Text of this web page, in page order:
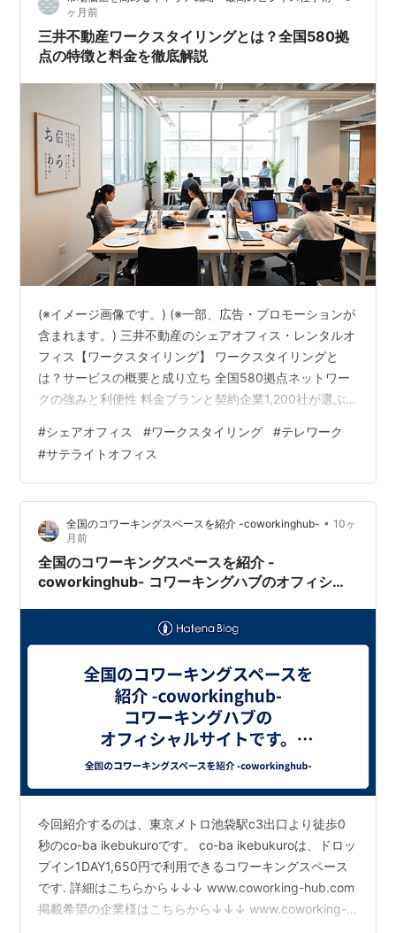
集めています…
ヶ月前
三井不動産ワークスタイリングとは？全国580拠
点の特徴と料金を徹底解説
(※イメージ画像です。) (※一部、広告・プロモーションが
含まれます。) 三井不動産のシェアオフィス・レンタルオ
フィス【ワークスタイリング】 ワークスタイリングと
は？サービスの概要と成り立ち 全国580拠点ネットワー
クの強みと利便性 料金プランと契約企業1,200社が選ぶ
の展開と未来の働き方への貢献 三井不動産のワークスタ
イリングのまとめ 【免責事項】 三井不動産が展開するワ
ークスタイリングは、全国約580拠点を誇る日本最大級
のフレキシブルオフィスサービスです。契約企業数は約
1,200社、会員数は30万人以上に達し、働き方改革を支
える重要な…
#シェアオフィス #ワークスタイリング #テレワーク
#サテライトオフィス
全国のコワーキングスペースを紹介 -coworkinghub- • 10ヶ
月前
全国のコワーキングスペースを紹介 -
coworkinghub- コワーキングハブのオフィシャ
キングスペースを紹介しているWEBサイトです。
今回紹介するのは、東京メトロ池袋駅c3出口より徒歩0
秒のco-ba ikebukuroです。 co-ba ikebukuroは、ドロッ
プイン1DAY1,650円で利用できるコワーキングスペース
です. 詳細はこちらから↓↓↓ www.coworking-hub.com
掲載希望の企業様はこちらから↓↓↓ www.coworking-